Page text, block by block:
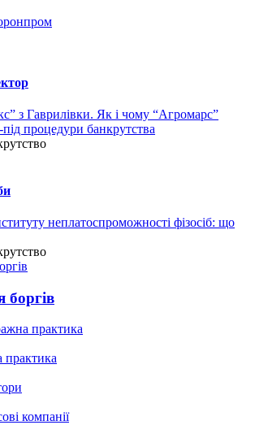
з Гаврилівки. Як і чому “Агромарс”
процедури банкрутства
неплатоспроможності фізосіб: що
боргiв
практика
практика
компанії